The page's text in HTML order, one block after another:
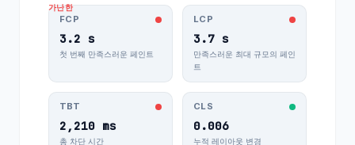
가난한
FCP
3.2 s
첫 번째 만족스러운 페인트
LCP
3.7 s
만족스러운 최대 규모의 페인
트
TBT
2,210 ms
총 차단 시간
CLS
0.006
누적 레이아웃 변경